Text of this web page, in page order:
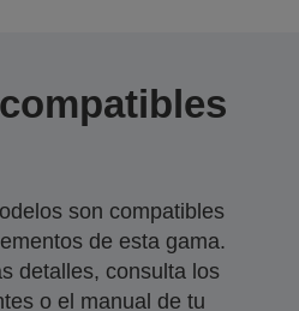
son compatibles
de esta gama.
detalles, consulta los
o el manual de tu